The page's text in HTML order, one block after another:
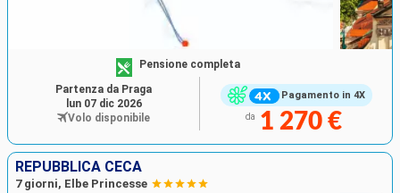
Pagamento in 4X
Pensione completa
da 1 270 €
Partenza da Praga
lun 07 dic 2026
Volo disponibile
REPUBBLICA CECA
7 giorni, Elbe Princesse